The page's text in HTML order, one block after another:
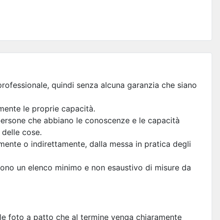
quindi senza alcuna garanzia che siano
le proprie capacità.
che abbiano le conoscenze e le capacità
cose.
o indirettamente, dalla messa in pratica degli
un elenco minimo e non esaustivo di misure da
foto a patto che al termine venga chiaramente